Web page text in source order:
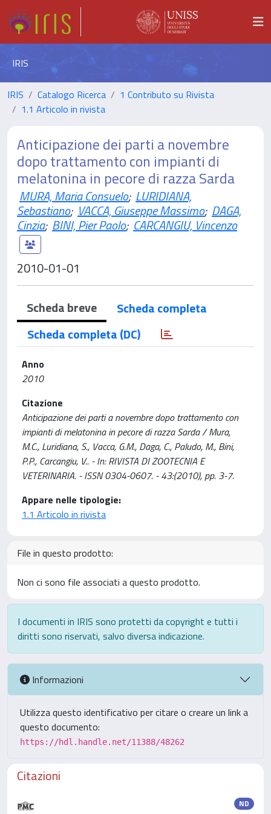
IRIS
IRIS Catalogo Ricerca
1 Contributo su Rivista
1.1 Articolo in rivista
Anticipazione dei parti a novembre
dopo trattamento con impianti di
melatonina in pecore di razza Sarda
MURA, Maria Consuelo; LURIDIANA,
Sebastiano; VACCA, Giuseppe Massimo; DAGA,
Cinzia; BINI, Pier Paolo; CARCANGIU, Vincenzo
2010-01-01
Scheda breve
Scheda completa
Scheda completa (DC)
Anno
2010
Citazione
Anticipazione dei parti a novembre dopo trattamento con
impianti di melatonina in pecore di razza Sarda / Mura,
M.C., Luridiana, S., Vacca, G.M., Daga, C., Paludo, M., Bini,
P.P., Carcangiu, V.. - In: RIVISTA DI ZOOTECNIA E
VETERINARIA. - ISSN 0304-0607. - 43:(2010), pp. 3-7.
Appare nelle tipologie:
1.1 Articolo in rivista
File in questo prodotto:
Non ci sono file associati a questo prodotto.
I documenti in IRIS sono protetti da copyright e tutti i
diritti sono riservati, salvo diversa indicazione.
Informazioni
Utilizza questo identificativo per citare o creare un link a
questo documento:
https://hdl.handle.net/11388/48262
Citazioni
ND